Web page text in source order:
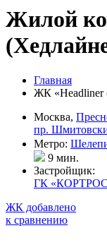
Жилой
Главная
ЖК «Headliner
Москва,
пр.
Метро:
9 мин.
Застройщик:
ГК
ЖК добавлено
к сравнению